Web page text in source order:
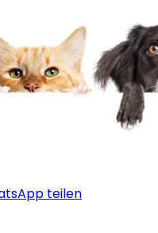
teilen